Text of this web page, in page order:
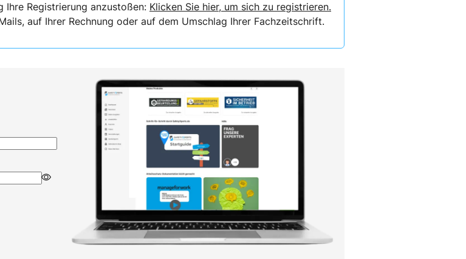
Ihre Registrierung anzustoßen: Klicken Sie hier, um sich zu registrieren.
auf Ihrer Rechnung oder auf dem Umschlag Ihrer Fachzeitschrift.